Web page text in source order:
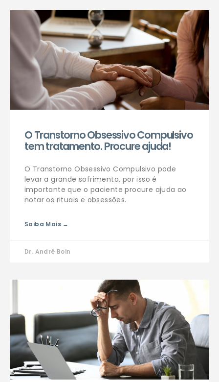
Agendar consulta
O Transtorno Obsessivo Compulsivo
tem tratamento. Procure ajuda!
O Transtorno Obsessivo Compulsivo pode
levar a grande sofrimento, por isso é
importante que o paciente procure ajuda ao
notar os rituais e obsessões.
Saiba Mais →
Dr. André Boin